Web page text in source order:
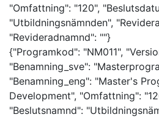
"Omfattning": "120",
"Utbildningsnämnden",
"Revideradnamnd": ""}
{"Programkod": "NM011",
"Benamning_sve":
"Benamning_eng": "Master's
Development", "Omfattning":
"Beslutsnamnd":